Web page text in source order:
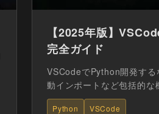
【2025年版】
完全ガイド
VSCodeでPython開発する
動インポートなど包括的な
ン...
Python VSCode